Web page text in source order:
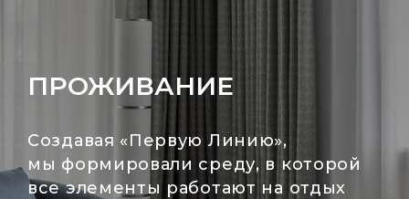
ПРОЖИВАНИЕ
Создавая «Первую Линию»,
мы формировали среду, в которой
все элементы работают на отдых